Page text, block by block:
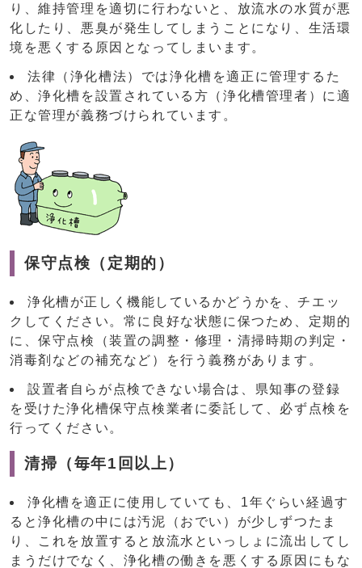
り、維持管理を適切に行わないと、放流水の水質が悪
化したり、悪臭が発生してしまうことになり、生活環
境を悪くする原因となってしまいます。
法律（浄化槽法）では浄化槽を適正に管理するた
め、浄化槽を設置されている方（浄化槽管理者）に適
正な管理が義務づけられています。
保守点検（定期的）
浄化槽が正しく機能しているかどうかを、チエッ
クしてください。常に良好な状態に保つため、定期的
に、保守点検（装置の調整・修理・清掃時期の判定・
消毒剤などの補充など）を行う義務があります。
設置者自らが点検できない場合は、県知事の登録
を受けた浄化槽保守点検業者に委託して、必ず点検を
行ってください。
清掃（毎年1回以上）
浄化槽を適正に使用していても、1年ぐらい経過す
ると浄化槽の中には汚泥（おでい）が少しずつたま
り、これを放置すると放流水といっしょに流出してし
まうだけでなく、浄化槽の働きを悪くする原因にもな